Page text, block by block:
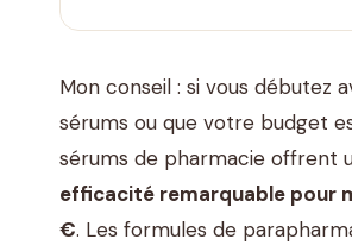
Mon conseil : si vous débutez
sérums ou que votre budget
sérums de pharmacie offrent
efficacité remarquable pour
€. Les formules de